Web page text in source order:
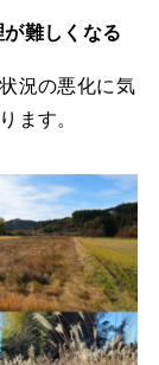
難しくなる
況の悪化に気
ます。